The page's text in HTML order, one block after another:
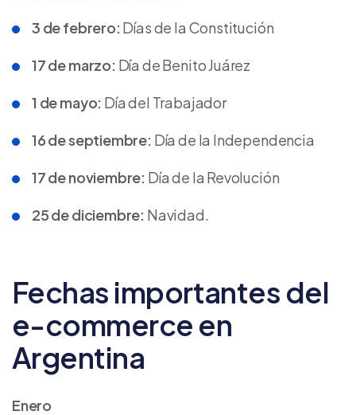
3 de febrero: Días de la Constitución
17 de marzo: Día de Benito Juárez
1 de mayo: Día del Trabajador
16 de septiembre: Día de la Independencia
17 de noviembre: Día de la Revolución
25 de diciembre: Navidad.
Fechas importantes del
e-commerce en
Argentina
Enero